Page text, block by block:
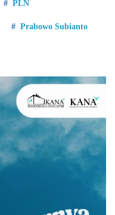
PLN
Prabowo Subianto